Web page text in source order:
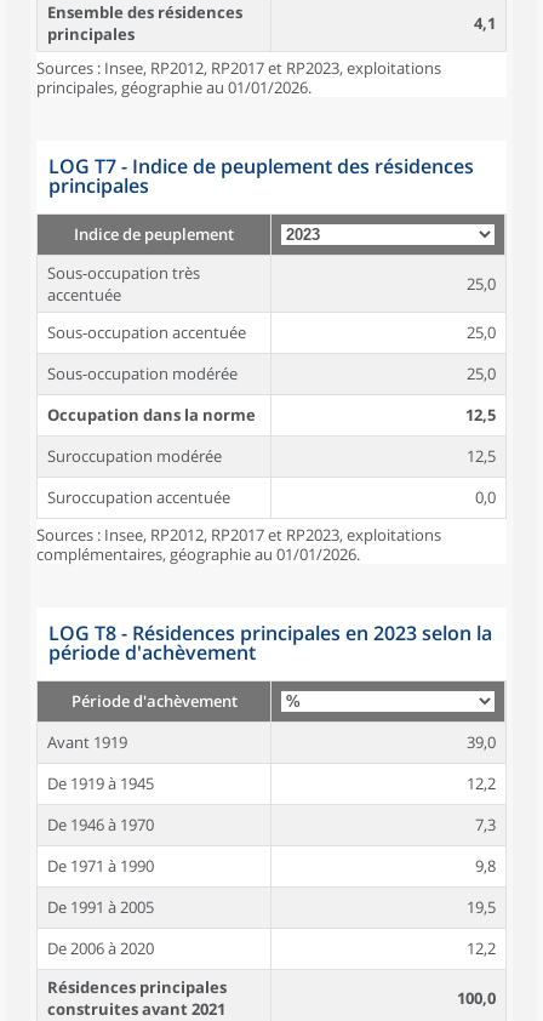
Ensemble des résidences
principales
4,1
Sources : Insee, RP2012, RP2017 et RP2023, exploitations
principales, géographie au 01/01/2026.
LOG T7 - Indice de peuplement des résidences
principales
Indice de peuplement
Sous-occupation très
accentuée
25,0
Sous-occupation accentuée
25,0
Sous-occupation modérée
25,0
Occupation dans la norme
12,5
Suroccupation modérée
12,5
Suroccupation accentuée
0,0
Sources : Insee, RP2012, RP2017 et RP2023, exploitations
complémentaires, géographie au 01/01/2026.
LOG T8 - Résidences principales en 2023 selon la
période d'achèvement
Période d'achèvement
Avant 1919
39,0
De 1919 à 1945
12,2
De 1946 à 1970
7,3
De 1971 à 1990
9,8
De 1991 à 2005
19,5
De 2006 à 2020
12,2
Résidences principales
construites avant 2021
100,0